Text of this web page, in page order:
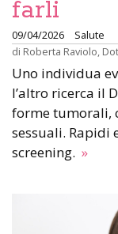
farli
09/04/2026
Salute
di Roberta Raviolo,
Uno individua
l’altro ricerca il
forme tumorali,
sessuali. Rapidi
screening. »